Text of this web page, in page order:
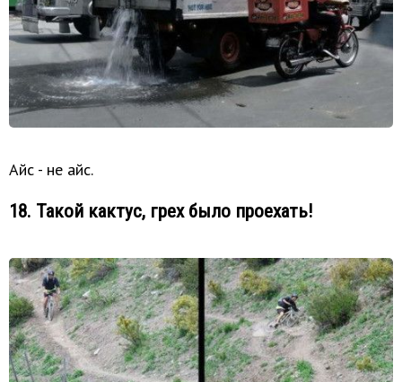
Айс - не айс.
18. Такой кактус, грех было проехать!